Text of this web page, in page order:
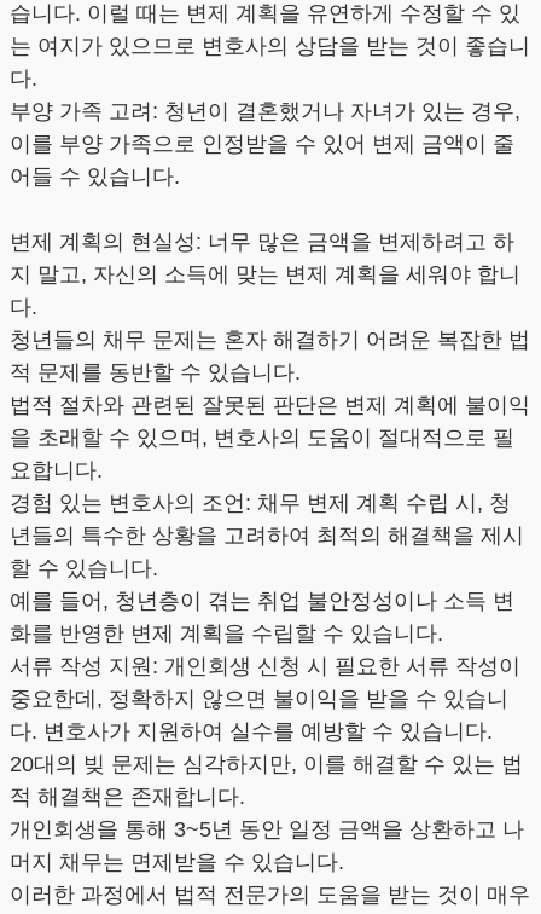
습니다. 이럴 때는 변제 계획을 유연하게 수정할 수 있
는 여지가 있으므로 변호사의 상담을 받는 것이 좋습니
다.
부양 가족 고려: 청년이 결혼했거나 자녀가 있는 경우,
이를 부양 가족으로 인정받을 수 있어 변제 금액이 줄
어들 수 있습니다.
변제 계획의 현실성: 너무 많은 금액을 변제하려고 하
지 말고, 자신의 소득에 맞는 변제 계획을 세워야 합니
다.
청년들의 채무 문제는 혼자 해결하기 어려운 복잡한 법
적 문제를 동반할 수 있습니다.
법적 절차와 관련된 잘못된 판단은 변제 계획에 불이익
을 초래할 수 있으며, 변호사의 도움이 절대적으로 필
요합니다.
경험 있는 변호사의 조언: 채무 변제 계획 수립 시, 청
년들의 특수한 상황을 고려하여 최적의 해결책을 제시
할 수 있습니다.
예를 들어, 청년층이 겪는 취업 불안정성이나 소득 변
화를 반영한 변제 계획을 수립할 수 있습니다.
서류 작성 지원: 개인회생 신청 시 필요한 서류 작성이
중요한데, 정확하지 않으면 불이익을 받을 수 있습니
다. 변호사가 지원하여 실수를 예방할 수 있습니다.
20대의 빚 문제는 심각하지만, 이를 해결할 수 있는 법
적 해결책은 존재합니다.
개인회생을 통해 3~5년 동안 일정 금액을 상환하고 나
머지 채무는 면제받을 수 있습니다.
이러한 과정에서 법적 전문가의 도움을 받는 것이 매우